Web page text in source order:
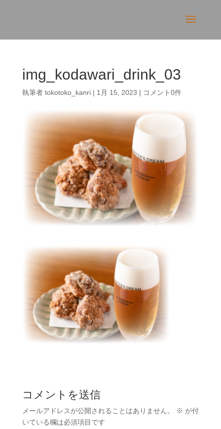
img_kodawari_drink_03
執筆者 tokotoko_kanri| 1月 15, 2023 | コメント0件
コメントを送信
メールアドレスが公開されることはありません。 ※ が付
いている欄は必須項目です